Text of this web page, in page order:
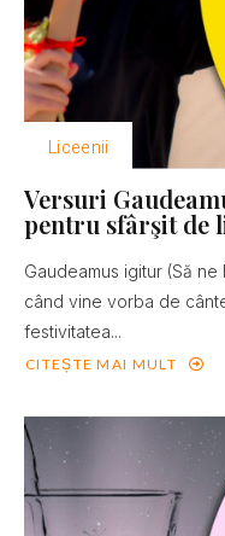
Liceenii
Versuri
pentru sfârşit de
Gaudeamus igitur (Să
când vine vorba de
festivitatea...
CITEȘTE MAI MULT